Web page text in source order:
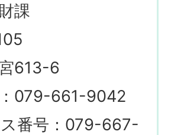
課
613-6
079-661-9042
番号：079-667-